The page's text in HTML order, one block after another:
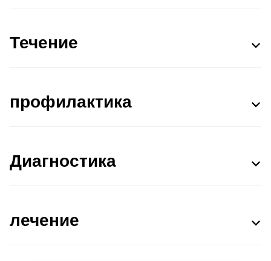
Течение
профилактика
Диагностика
лечение